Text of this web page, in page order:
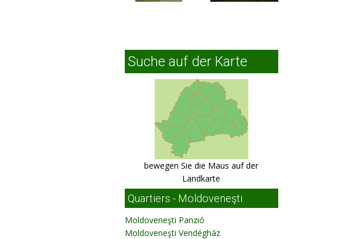
Suche auf der Karte
bewegen Sie die Maus auf der
Landkarte
Quartiers - Moldoveneşti
Moldoveneşti Panzió
Moldoveneşti Vendégház